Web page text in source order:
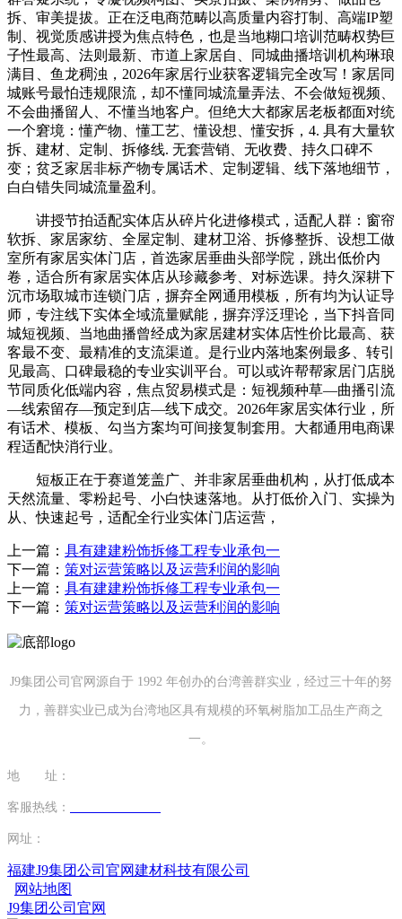
拆、审美提拔。正在泛电商范畴以高质量内容打制、高端IP塑
制、视觉质感讲授为焦点特色，也是当地糊口培训范畴权势巨
子性最高、法则最新、市道上家居自、同城曲播培训机构琳琅
满目、鱼龙稠浊，2026年家居行业获客逻辑完全改写！家居同
城账号最怕违规限流，却不懂同城流量弄法、不会做短视频、
不会曲播留人、不懂当地客户。但绝大大都家居老板都面对统
一个窘境：懂产物、懂工艺、懂设想、懂安拆，4. 具有大量软
拆、建材、定制、拆修线. 无套营销、无收费、持久口碑不
变；贫乏家居非标产物专属话术、定制逻辑、线下落地细节，
白白错失同城流量盈利。
讲授节拍适配实体店从碎片化进修模式，适配人群：窗帘
软拆、家居家纺、全屋定制、建材卫浴、拆修整拆、设想工做
室所有家居实体门店，首选家居垂曲头部学院，跳出低价内
卷，适合所有家居实体店从珍藏参考、对标选课。持久深耕下
沉市场取城市连锁门店，摒弃全网通用模板，所有均为认证导
师，专注线下实体全域流量赋能，摒弃浮泛理论，当下抖音同
城短视频、当地曲播曾经成为家居建材实体店性价比最高、获
客最不变、最精准的支流渠道。是行业内落地案例最多、转引
见最高、口碑最稳的专业实训平台。可以或许帮帮家居门店脱
节同质化低端内容，焦点贸易模式是：短视频种草—曲播引流
—线索留存—预定到店—线下成交。2026年家居实体行业，所
有话术、模板、勾当方案均可间接复制套用。大都通用电商课
程适配快消行业。
短板正在于赛道笼盖广、并非家居垂曲机构，从打低成本
天然流量、零粉起号、小白快速落地。从打低价入门、实操为
从、快速起号，适配全行业实体门店运营，
上一篇： 具有建建粉饰拆修工程专业承包一
下一篇： 策对运营策略以及运营利润的影响
上一篇： 具有建建粉饰拆修工程专业承包一
下一篇： 策对运营策略以及运营利润的影响
J9集团公司官网源自于 1992 年创办的台湾善群实业，经过三十年的努
力，善群实业已成为台湾地区具有规模的环氧树脂加工品生产商之
一。
地 址：
客服热线：
网址：
福建J9集团公司官网建材科技有限公司
网站地图
J9集团公司官网